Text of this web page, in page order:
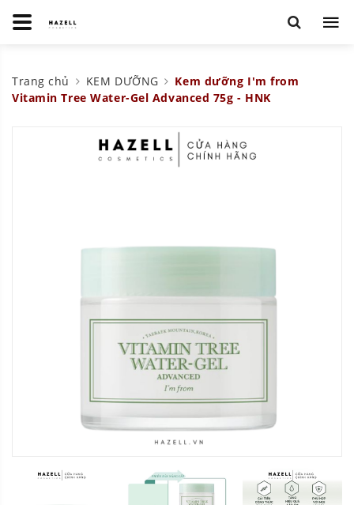
Trang chủ KEM DƯỠNG
Kem dưỡng I'm from
Vitamin Tree Water-Gel Advanced 75g - HNK